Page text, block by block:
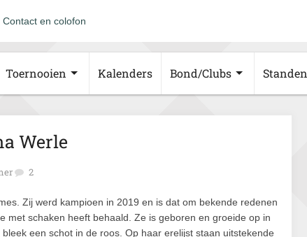
Contact en colofon
Toernooien Kalenders Bond/Clubs Standen
Werle
2
Zij werd kampioen in 2019 en is dat om bekende redenen
met schaken heeft behaald. Ze is geboren en groeide op in
bleek een schot in de roos. Op haar erelijst staan uitstekende